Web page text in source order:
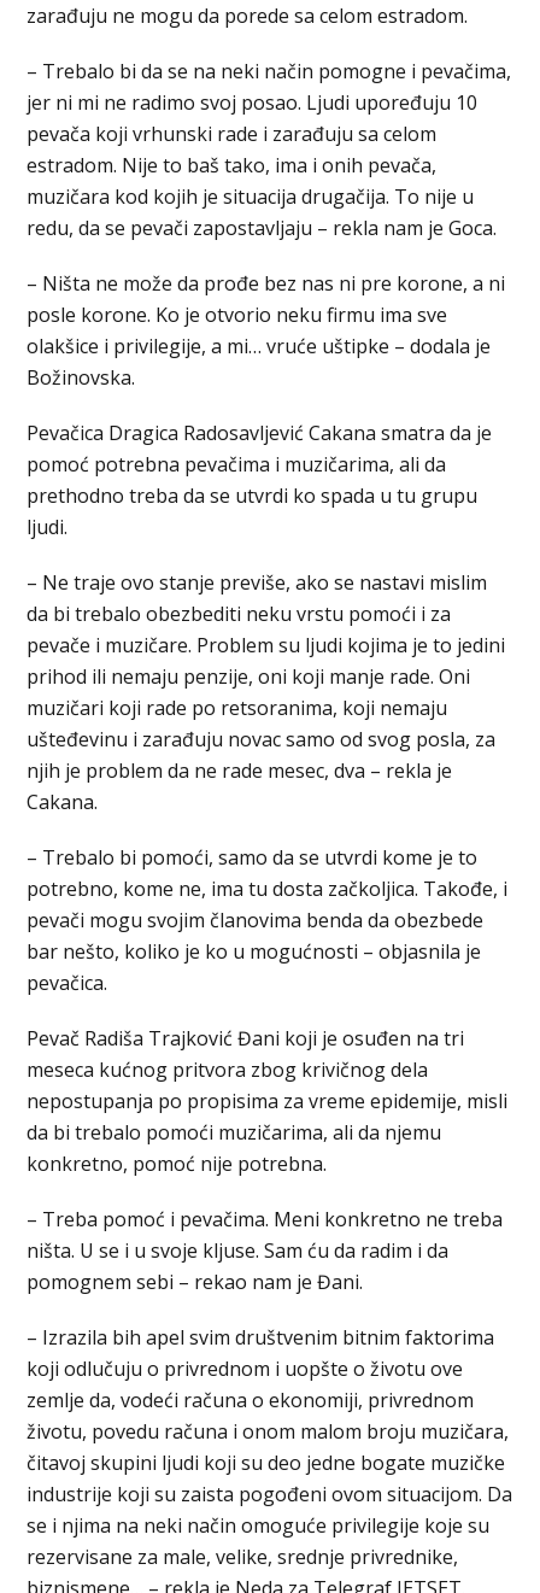
zarađuju ne mogu da porede sa celom estradom.
– Trebalo bi da se na neki način pomogne i pevačima,
jer ni mi ne radimo svoj posao. Ljudi upoređuju 10
pevača koji vrhunski rade i zarađuju sa celom
estradom. Nije to baš tako, ima i onih pevača,
muzičara kod kojih je situacija drugačija. To nije u
redu, da se pevači zapostavljaju – rekla nam je Goca.
– Ništa ne može da prođe bez nas ni pre korone, a ni
posle korone. Ko je otvorio neku firmu ima sve
olakšice i privilegije, a mi… vruće uštipke – dodala je
Božinovska.
Pevačica Dragica Radosavljević Cakana smatra da je
pomoć potrebna pevačima i muzičarima, ali da
prethodno treba da se utvrdi ko spada u tu grupu
ljudi.
– Ne traje ovo stanje previše, ako se nastavi mislim
da bi trebalo obezbediti neku vrstu pomoći i za
pevače i muzičare. Problem su ljudi kojima je to jedini
prihod ili nemaju penzije, oni koji manje rade. Oni
muzičari koji rade po retsoranima, koji nemaju
ušteđevinu i zarađuju novac samo od svog posla, za
njih je problem da ne rade mesec, dva – rekla je
Cakana.
– Trebalo bi pomoći, samo da se utvrdi kome je to
potrebno, kome ne, ima tu dosta začkoljica. Takođe, i
pevači mogu svojim članovima benda da obezbede
bar nešto, koliko je ko u mogućnosti – objasnila je
pevačica.
Pevač Radiša Trajković Đani koji je osuđen na tri
meseca kućnog pritvora zbog krivičnog dela
nepostupanja po propisima za vreme epidemije, misli
da bi trebalo pomoći muzičarima, ali da njemu
konkretno, pomoć nije potrebna.
– Treba pomoć i pevačima. Meni konkretno ne treba
ništa. U se i u svoje kljuse. Sam ću da radim i da
pomognem sebi – rekao nam je Đani.
– Izrazila bih apel svim društvenim bitnim faktorima
koji odlučuju o privrednom i uopšte o životu ove
zemlje da, vodeći računa o ekonomiji, privrednom
životu, povedu računa i onom malom broju muzičara,
čitavoj skupini ljudi koji su deo jedne bogate muzičke
industrije koji su zaista pogođeni ovom situacijom. Da
se i njima na neki način omoguće privilegije koje su
rezervisane za male, velike, srednje privrednike,